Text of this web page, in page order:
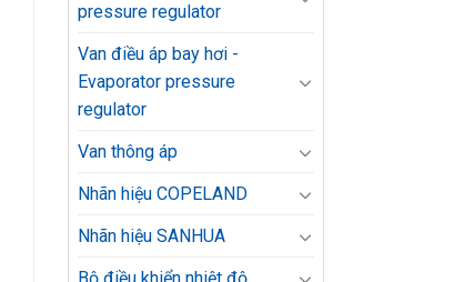
pressure regulator
Van điều áp bay hơi -
Evaporator pressure
regulator
Van thông áp
Nhãn hiệu COPELAND
Nhãn hiệu SANHUA